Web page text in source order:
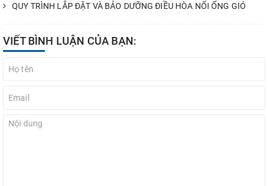
QUY TRÌNH LẮP ĐẶT VÀ BẢO DƯỠNG ĐIỀU HÒA NỐI ỐNG GIÓ
VIẾT BÌNH LUẬN CỦA BẠN: